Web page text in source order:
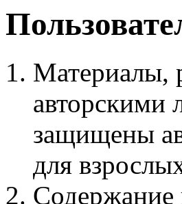
Материалы,
авторскими
защищены
для
Содержание